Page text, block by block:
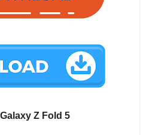
Z Fold 5